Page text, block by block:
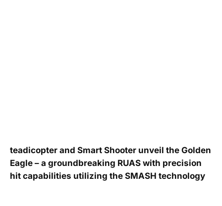
teadicopter and Smart Shooter unveil the Golden
Eagle – a groundbreaking RUAS with precision
hit capabilities utilizing the SMASH technology